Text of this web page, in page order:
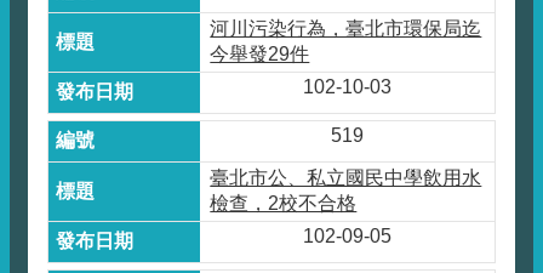
河川污染行為，臺北市環保局迄
今舉發29件
102-10-03
519
臺北市公、私立國民中學飲用水
檢查，2校不合格
102-09-05